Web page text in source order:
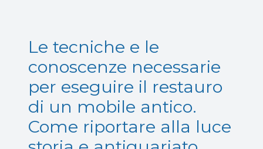
Le tecniche e le
conoscenze necessarie
per eseguire il restauro
di un mobile antico.
Come riportare alla luce